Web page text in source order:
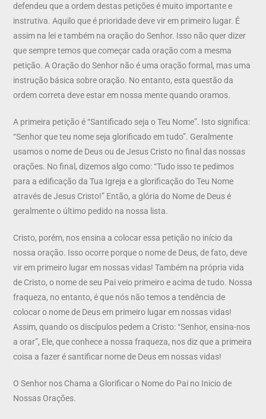
defendeu que a ordem destas petições é muito importante e
instrutiva. Aquilo que é prioridade deve vir em primeiro lugar. É
assim na lei e também na oração do Senhor. Isso não quer dizer
que sempre temos que começar cada oração com a mesma
petição. A Oração do Senhor não é uma oração formal, mas uma
instrução básica sobre oração. No entanto, esta questão da
ordem correta deve estar em nossa mente quando oramos.
A primeira petição é “Santificado seja o Teu Nome”. Isto significa:
“Senhor que teu nome seja glorificado em tudo”. Geralmente
usamos o nome de Deus ou de Jesus Cristo no final das nossas
orações. No final, dizemos algo como: “Tudo isso te pedimos
para a edificação da Tua Igreja e a glorificação do Teu Nome
através de Jesus Cristo!” Então, a glória do Nome de Deus é
geralmente o último pedido na nossa lista.
Cristo, porém, nos ensina a colocar essa petição no início da
nossa oração. Isso ocorre porque o nome de Deus, de fato, deve
vir em primeiro lugar em nossas vidas! Também na própria vida
de Cristo, o nome de seu Pai veio primeiro e acima de tudo. Nossa
fraqueza, no entanto, é que nós não temos a tendência de
colocar o nome de Deus em primeiro lugar em nossas vidas!
Assim, quando os discípulos pedem a Cristo: “Senhor, ensina-nos
a orar”, Ele, que conhece a nossa fraqueza, nos diz que a primeira
coisa a fazer é santificar nome de Deus em nossas vidas!
O Senhor nos Chama a Glorificar o Nome do Pai no Inicio de
Nossas Orações.